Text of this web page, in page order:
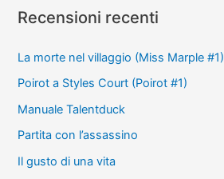
Recensioni recenti
La morte nel villaggio (Miss Marple #1)
Poirot a Styles Court (Poirot #1)
Manuale Talentduck
Partita con l’assassino
Il gusto di una vita